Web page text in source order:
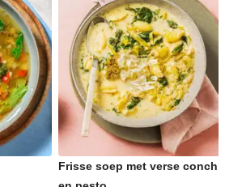
Frisse soep met verse